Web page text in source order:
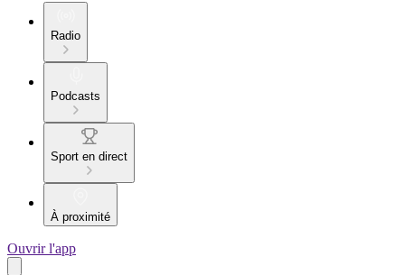
Radio
Podcasts
Sport en direct
À proximité
Ouvrir l'app